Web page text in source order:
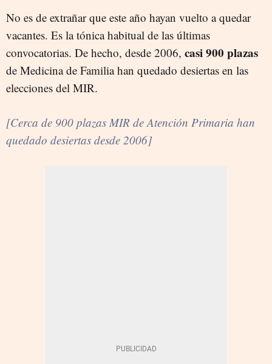
No es de extrañar que este año hayan vuelto a quedar
vacantes. Es la tónica habitual de las últimas
convocatorias. De hecho, desde 2006, casi 900 plazas
de Medicina de Familia han quedado desiertas en las
elecciones del MIR.
[Cerca de 900 plazas MIR de Atención Primaria han
quedado desiertas desde 2006]